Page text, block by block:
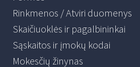
Rinkmenos / Atviri duomenys
Skaičiuoklės ir pagalbininkai
Sąskaitos ir įmokų kodai
Mokesčių žinynas